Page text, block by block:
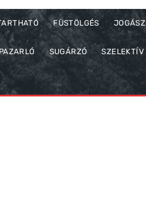
FÜSTÖLGÉS
PAZARLÓ SUGÁRZÓ SZELEKTÍV